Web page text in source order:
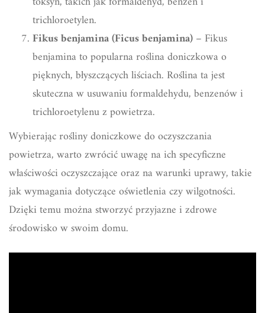
trichloroetylen.
Fikus benjamina (Ficus benjamina)– Fikus
benjamina to popularna roślina doniczkowa o
pięknych, błyszczących liściach. Roślina ta jest
skuteczna w usuwaniu formaldehydu, benzenów i
trichloroetylenu z powietrza.
Wybierając rośliny doniczkowe do oczyszczania
powietrza, warto zwrócić uwagę na ich specyficzne
właściwości oczyszczające oraz na warunki uprawy, takie
jak wymagania dotyczące oświetlenia czy wilgotności.
Dzięki temu można stworzyć przyjazne i zdrowe
środowisko w swoim domu.